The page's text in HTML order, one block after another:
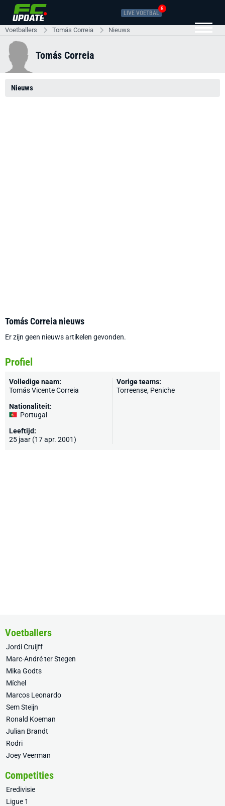
LIVE VOETBAL
8
Voetballers Tomás Correia Nieuws
Tomás Correia
Nieuws
Tomás Correia nieuws
Er zijn geen nieuws artikelen gevonden.
Profiel
Volledige naam:
Tomás Vicente Correia
Nationaliteit:
Portugal
Leeftijd:
25 jaar (17 apr. 2001)
Vorige teams:
Torreense, Peniche
Voetballers
Jordi Cruijff
Marc-André ter Stegen
Mika Godts
Míchel
Marcos Leonardo
Sem Steijn
Ronald Koeman
Julian Brandt
Rodri
Joey Veerman
Competities
Eredivisie
Ligue 1